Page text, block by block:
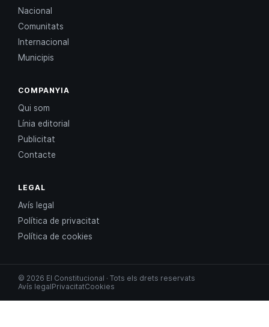
Nacional
Comunitats
Internacional
Municipis
COMPANYIA
Qui som
Línia editorial
Publicitat
Contacte
LEGAL
Avís legal
Política de privacitat
Política de cookies
© 2026 El Constitucional · Tots els drets reservats
Avís legalPrivacitatCookies